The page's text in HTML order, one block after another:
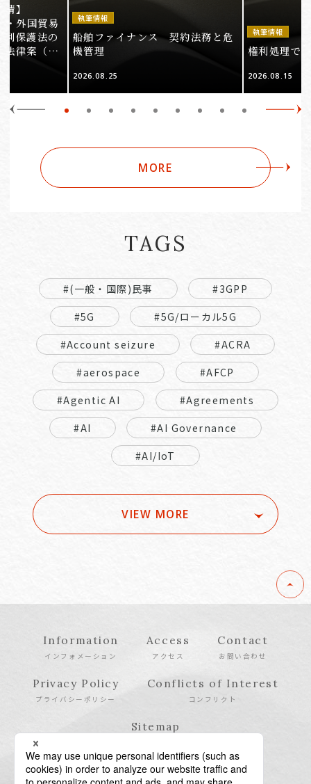
】
外国貿易
利保護法の
法律案（そ
執筆情報
船舶ファイナンス 契約法務と危
機管理
2026.08.25
執筆情報
権利処理で
2026.08.15
MORE
TAGS
#(一般・国際)民事
#3GPP
#5G
#5G/ローカル5G
#Account seizure
#ACRA
#aerospace
#AFCP
#Agentic AI
#Agreements
#AI
#AI Governance
#AI/IoT
VIEW MORE
Information
インフォメーション
Access
アクセス
Contact
お問い合わせ
Privacy Policy
プライバシーポリシー
Conflicts of Interest
コンフリクト
Sitemap